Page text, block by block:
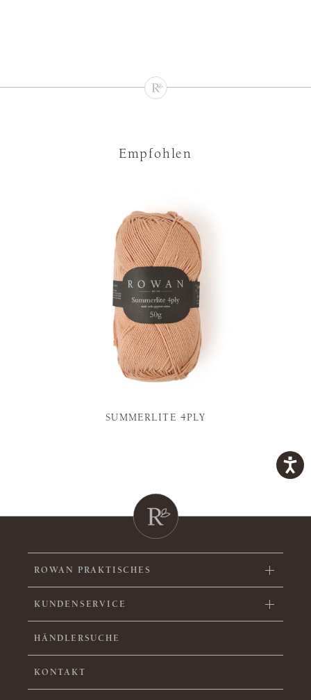
Empfohlen
SUMMERLITE 4PLY
ROWAN PRAKTISCHES
KUNDENSERVICE
HÄNDLERSUCHE
KONTAKT